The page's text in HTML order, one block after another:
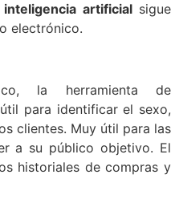
inteligencia artificial sigue
electrónico.
la herramienta de
para identificar el sexo,
clientes. Muy útil para las
a su público objetivo. El
historiales de compras y